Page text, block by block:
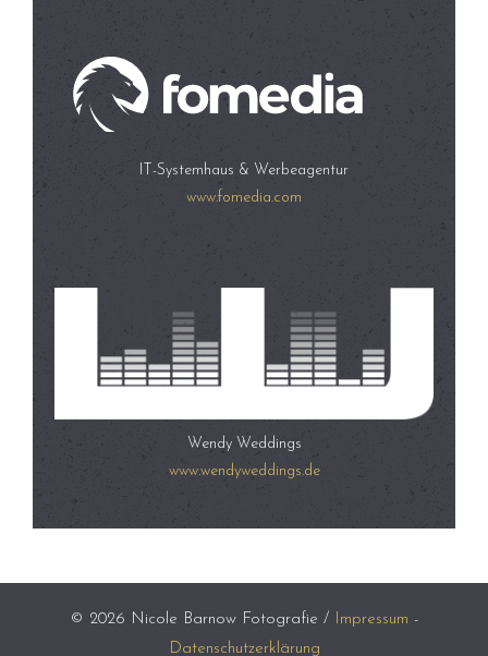
IT-Systemhaus & Werbeagentur
www.fomedia.com
Wendy Weddings
www.wendyweddings.de
© 2026 Nicole Barnow Fotografie / Impressum -
Datenschutzerklärung